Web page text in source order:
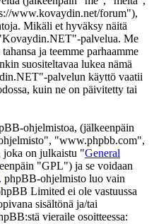
www.kovaydin.net/forum"),
Mikäli et hyväksy näitä
palvelua. Me
ja teemme parhaamme
suositeltavaa lukea nämä
palvelun käyttö vaatii
kuin ne on päivitetty tai
ohjelmistoa, (jälkeenpäin
"www.phpbb.com",
on julkaistu "General
"GPL") ja se voidaan
. phpBB-ohjelmisto luo vain
Limited ei ole vastuussa
sisältönä ja/tai
vieraile osoitteessa: